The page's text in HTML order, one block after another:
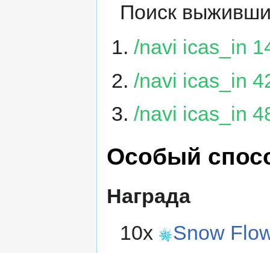
Поиск
/navi icas_in
/navi icas_in
/navi icas_in
Особый
Награда
10x
Snow